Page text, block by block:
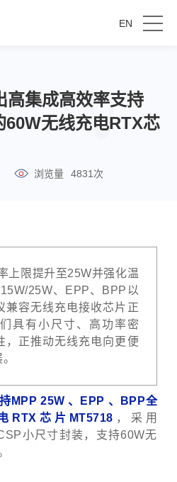
EN
高集成高效率支持
无线充电RTX芯
浏览量 4831次
上限提升至25W并强化温
25W、EPP、BPP以
兼容无线充电接收芯片正
具有小尺寸、高功率密
，正推动无线充电向更便
MPP 25W 、EPP 、BPP全
RTX芯片MT5718 ，采用
小尺寸封装，支持60W无